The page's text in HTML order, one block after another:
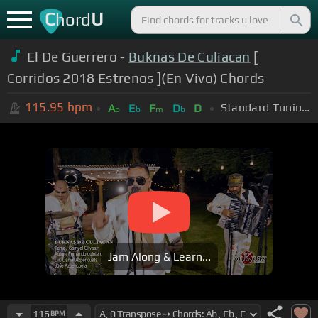
ChordU
El De Guerrero - Buknas De Culiacan [
Corridos 2018 Estrenos ](En Vivo) Chords
115.95 bpm Ab Eb Fm Db D Standard Tuning (EADGBE)
Jam Along & Learn...
116 BPM